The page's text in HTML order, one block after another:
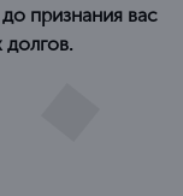
признания вас